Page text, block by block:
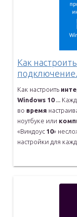
Как
подключение...
Как настроить
Windows 10
во время
ноутбуке или
«Виндоус 10»
настройки для